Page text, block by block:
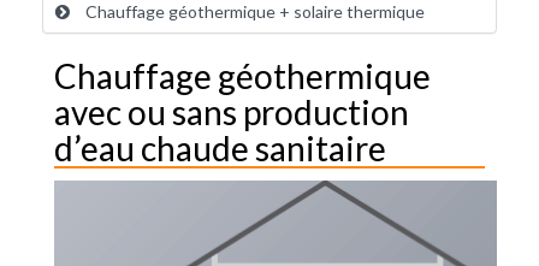
Chauffage géothermique + solaire thermique
Chauffage géothermique
avec ou sans production
d’eau chaude sanitaire